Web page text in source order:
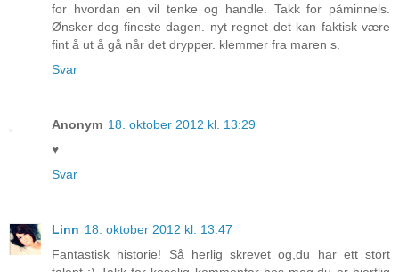
for hvordan en vil tenke og handle. Takk for påminnels.
Ønsker deg fineste dagen. nyt regnet det kan faktisk være
fint å ut å gå når det drypper. klemmer fra maren s.
Svar
Anonym 18. oktober 2012 kl. 13:29
♥
Svar
Linn 18. oktober 2012 kl. 13:47
Fantastisk historie! Så herlig skrevet og,du har ett stort